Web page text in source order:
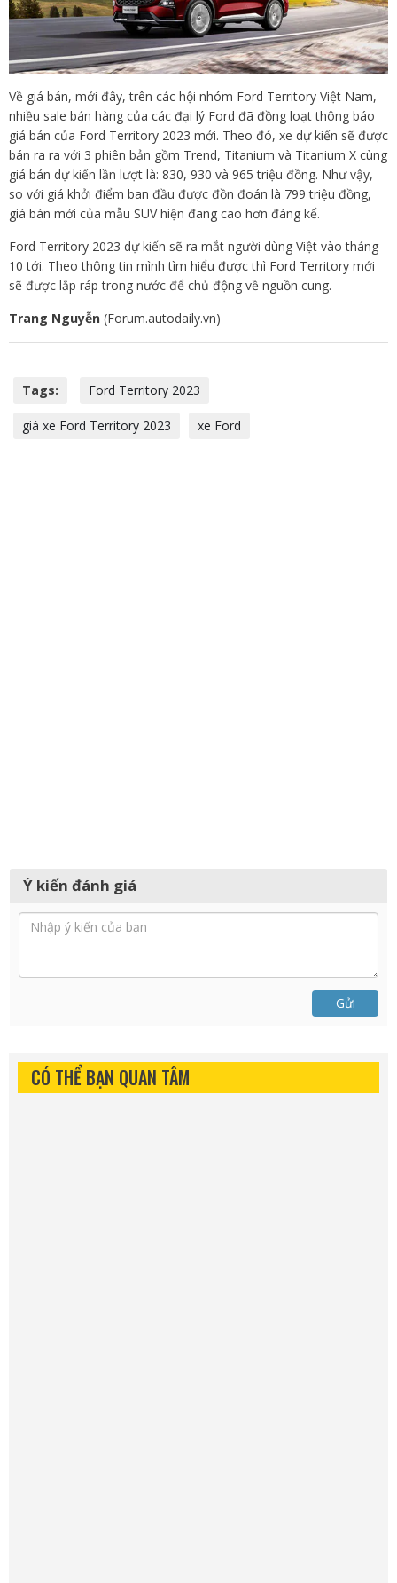
Về giá bán, mới đây, trên các hội nhóm Ford Territory Việt Nam,
nhiều sale bán hàng của các đại lý Ford đã đồng loạt thông báo
giá bán của Ford Territory 2023 mới. Theo đó, xe dự kiến sẽ được
bán ra ra với 3 phiên bản gồm Trend, Titanium và Titanium X cùng
giá bán dự kiến lần lượt là: 830, 930 và 965 triệu đồng. Như vậy,
so với giá khởi điểm ban đầu được đồn đoán là 799 triệu đồng,
giá bán mới của mẫu SUV hiện đang cao hơn đáng kể.
Ford Territory 2023 dự kiến sẽ ra mắt người dùng Việt vào tháng
10 tới. Theo thông tin mình tìm hiểu được thì Ford Territory mới
sẽ được lắp ráp trong nước để chủ động về nguồn cung.
Trang Nguyễn (Forum.autodaily.vn)
Tags: Ford Territory 2023
giá xe Ford Territory 2023 xe Ford
Ý kiến đánh giá
Gửi
CÓ THỂ BẠN QUAN TÂM